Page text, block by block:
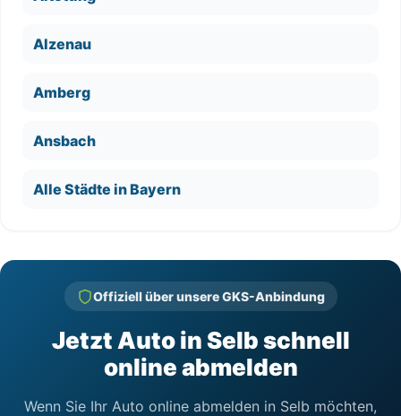
Alzenau
Amberg
Ansbach
Alle Städte in Bayern
Offiziell über unsere GKS-Anbindung
Jetzt Auto in Selb schnell
online abmelden
Wenn Sie Ihr Auto online abmelden in Selb möchten,